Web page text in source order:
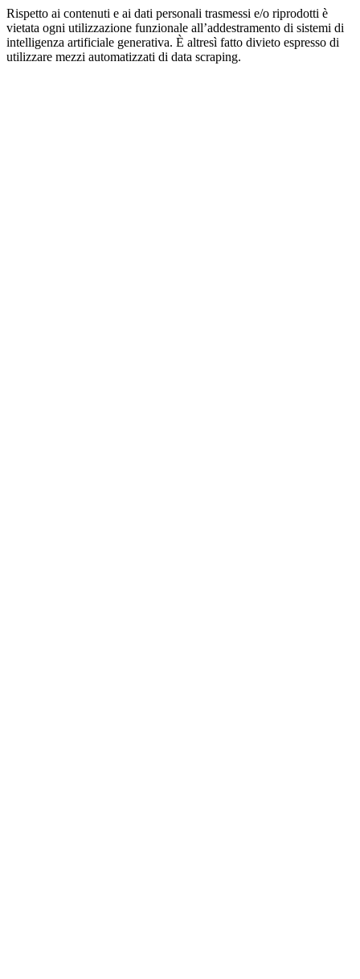
Rispetto ai contenuti e ai dati personali trasmessi e/o riprodotti è
vietata ogni utilizzazione funzionale all’addestramento di sistemi di
intelligenza artificiale generativa. È altresì fatto divieto espresso di
utilizzare mezzi automatizzati di data scraping.